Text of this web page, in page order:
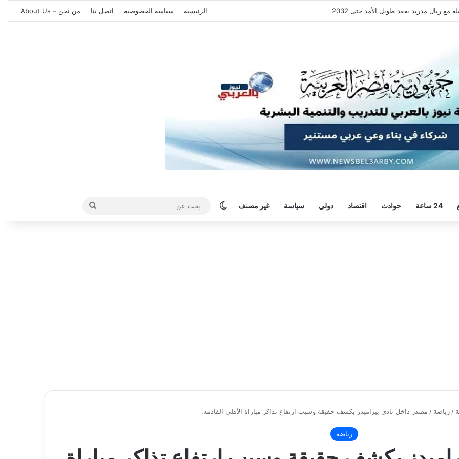
هيثم حسن.. واللاعب يُرحب الرئيسية سياسة الخصوصية اتصل بنا من نحن – About Us
24 ساعة حوادث اقتصاد دولي سياسة غير مصنف الوضع المظلم
بحث
/ رياضة / مصدر داخل نادي بيراميدز يكشف حقيقة وسبب ارتفاع تذاكر مباراة الأهلي القادمه.
رياضة